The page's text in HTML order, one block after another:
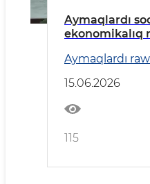
Aymaqlardı
ekonomikalıq
etildi.
Aymaqlardı
15.06.2026
115